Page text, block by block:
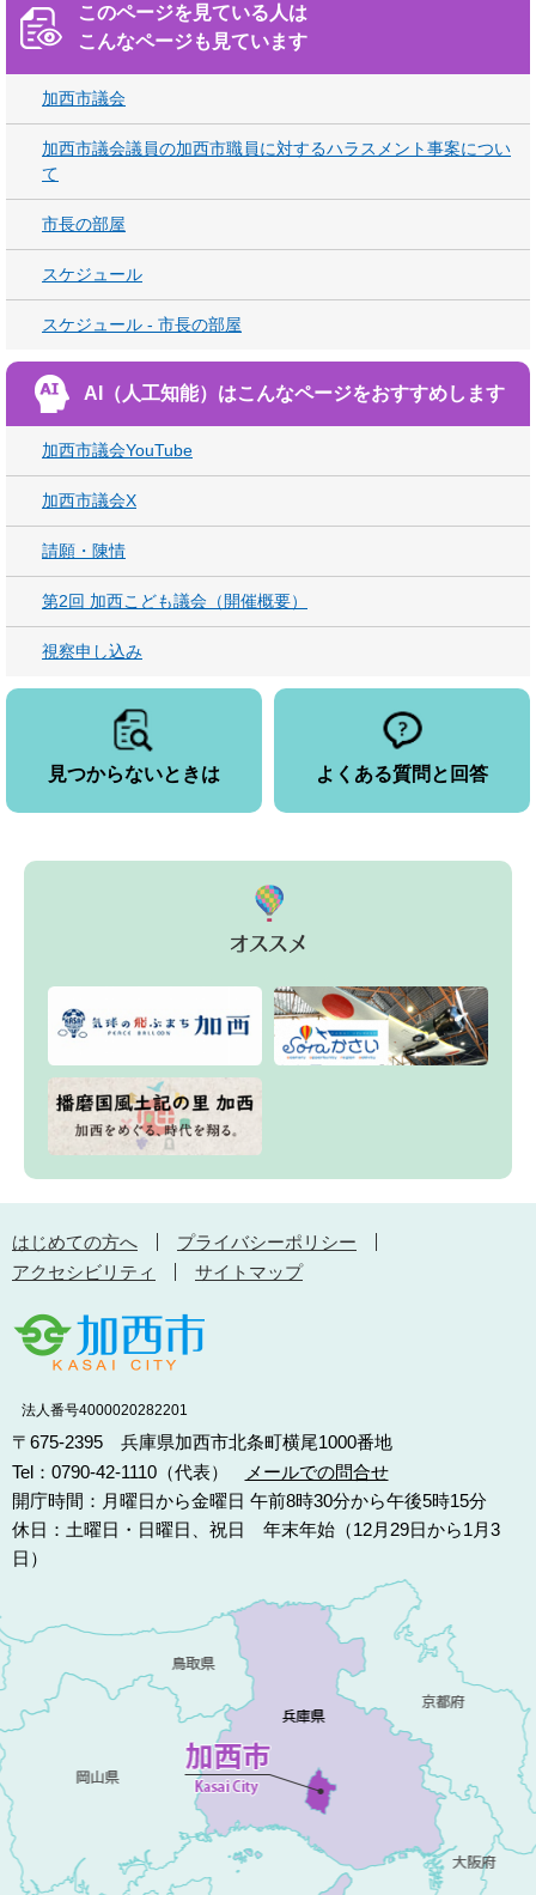
このページを見ている人は
こんなページも見ています
加西市議会
加西市議会議員の加西市職員に対するハラスメント事案につい
て
市長の部屋
スケジュール
スケジュール - 市長の部屋
AI（人工知能）はこんなページをおすすめします
加西市議会YouTube
加西市議会X
請願・陳情
第2回 加西こども議会（開催概要）
視察申し込み
見つからないときは よくある質問と回答
はじめての方へ
プライバシーポリシー
アクセシビリティ
サイトマップ
法人番号4000020282201
〒675-2395 兵庫県加西市北条町横尾1000番地
Tel：0790-42-1110（代表）
メールでの問合せ
開庁時間：月曜日から金曜日 午前8時30分から午後5時15分
休日：土曜日・日曜日、祝日 年末年始（12月29日から1月3
日）